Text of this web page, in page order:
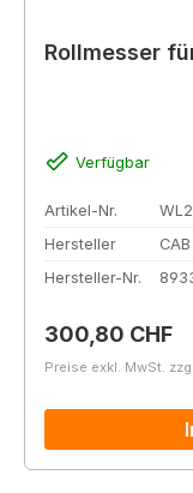
Rollmesser
Verfügbar
Artikel-Nr.
Hersteller
CAB
Hersteller-Nr.
Regulärer Preis:
300,80 CHF
Preise exkl. MwSt.